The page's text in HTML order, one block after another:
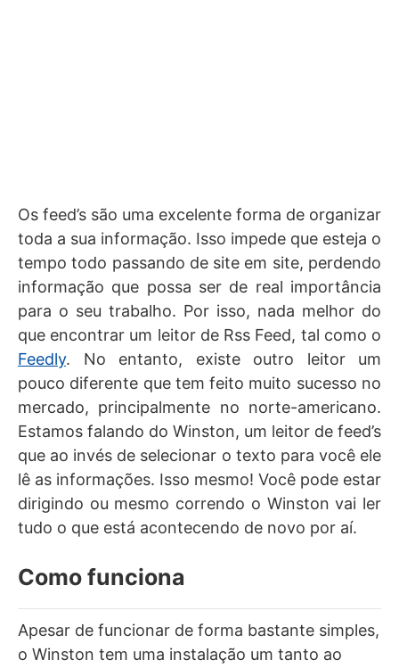
Os feed’s são uma excelente forma de organizar
toda a sua informação. Isso impede que esteja o
tempo todo passando de site em site, perdendo
informação que possa ser de real importância
para o seu trabalho. Por isso, nada melhor do
que encontrar um leitor de Rss Feed, tal como o
Feedly. No entanto, existe outro leitor um
pouco diferente que tem feito muito sucesso no
mercado, principalmente no norte-americano.
Estamos falando do Winston, um leitor de feed’s
que ao invés de selecionar o texto para você ele
lê as informações. Isso mesmo! Você pode estar
dirigindo ou mesmo correndo o Winston vai ler
tudo o que está acontecendo de novo por aí.
Como funciona
Apesar de funcionar de forma bastante simples,
o Winston tem uma instalação um tanto ao